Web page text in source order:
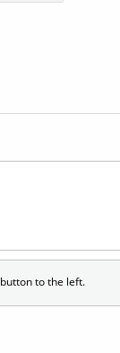
to the left.